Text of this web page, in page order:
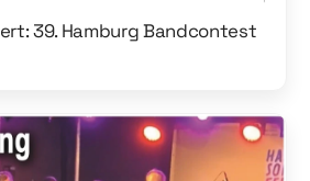
39. Hamburg Bandcontest